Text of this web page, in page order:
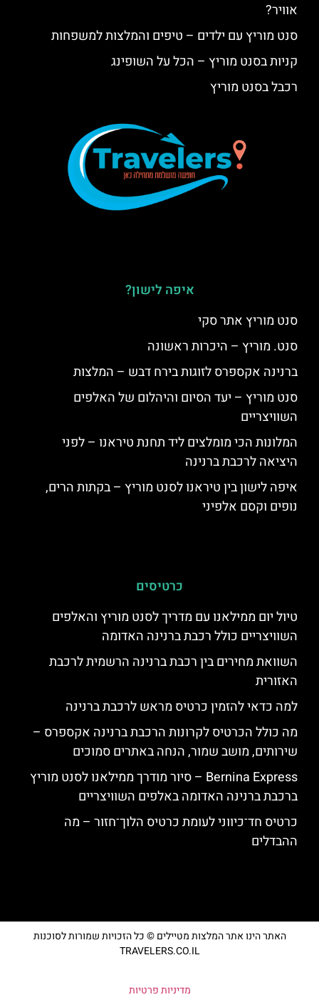
אוויר?
סנט מוריץ עם ילדים – טיפים והמלצות למשפחות
קניות בסנט מוריץ – הכל על השופינג
רכבל בסנט מוריץ
איפה לישון?
סנט מוריץ אתר סקי
סנט. מוריץ – היכרות ראשונה
ברנינה אקספרס לזוגות בירח דבש – המלצות
סנט מוריץ – יעד הסיום והיהלום של האלפים
השוויצריים
המלונות הכי מומלצים ליד תחנת טיראנו – לפני
היציאה לרכבת ברנינה
איפה לישון בין טיראנו לסנט מוריץ – בקתות הרים,
נופים וקסם אלפיני
כרטיסים
טיול יום ממילאנו עם מדריך לסנט מוריץ והאלפים
השוויצריים כולל רכבת ברנינה האדומה
השוואת מחירים בין רכבת ברנינה הרשמית לרכבת
האזורית
למה כדאי להזמין כרטיס מראש לרכבת ברנינה
מה כולל הכרטיס לקרונות הרכבת ברנינה אקספרס –
שירותים, מושב שמור, הנחה באתרים סמוכים
Bernina Express – סיור מודרך ממילאנו לסנט מוריץ
ברכבת ברנינה האדומה באלפים השוויצריים
כרטיס חד־כיווני לעומת כרטיס הלוך־חזור – מה
ההבדלים
האתר הינו אתר המלצות מטיילים © כל הזכויות שמורות לסוכנות
TRAVELERS.CO.IL
מדיניות פרטיות